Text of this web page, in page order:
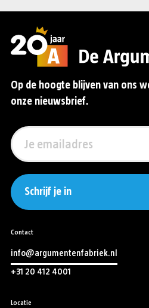
Op de hoogte blijven van ons
onze nieuwsbrief.
Schrijf je in
Contact
info@argumentenfabriek.nl
+31 20 412 4001
Locatie